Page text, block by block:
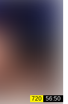
720 56:50